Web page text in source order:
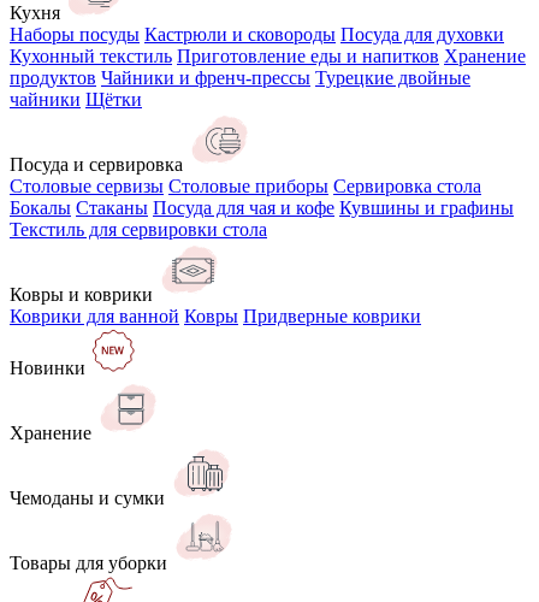
Кухня
Наборы посуды Кастрюли и сковороды Посуда для духовки
Кухонный текстиль Приготовление еды и напитков Хранение
продуктов Чайники и френч-прессы Турецкие двойные
чайники Щётки
Посуда и сервировка
Столовые сервизы Столовые приборы Сервировка стола
Бокалы Стаканы Посуда для чая и кофе Кувшины и графины
Текстиль для сервировки стола
Ковры и коврики
Коврики для ванной Ковры Придверные коврики
Новинки
Хранение
Чемоданы и сумки
Товары для уборки